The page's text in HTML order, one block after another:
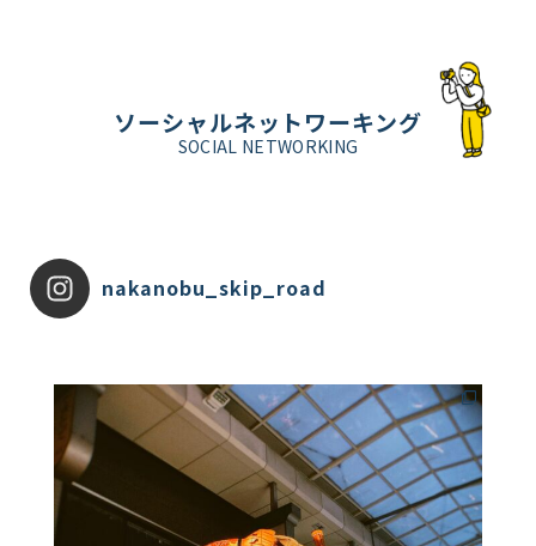
ソーシャルネットワーキング
SOCIAL NETWORKING
nakanobu_skip_road